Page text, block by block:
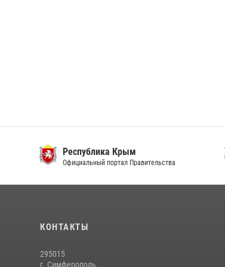
Республика Крым
Официальный портал Правительства
КОНТАКТЫ
295015
г. Симферополь,